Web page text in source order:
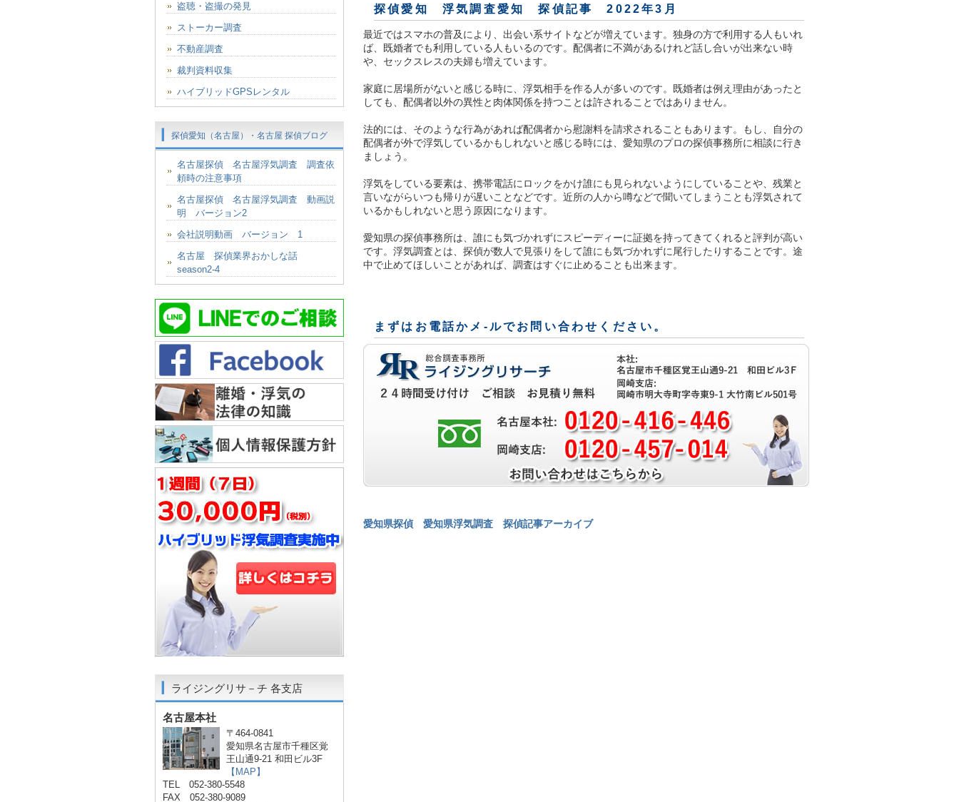
探偵愛知 浮気調査愛知 探偵記事 2022年3月
最近ではスマホの普及により、出会い系サイトなどが増えています。独身の方で利用する人もいれ
ば、既婚者でも利用している人もいるのです。配偶者に不満があるけれど話し合いが出来ない時
や、セックスレスの夫婦も増えています。
家庭に居場所がないと感じる時に、浮気相手を作る人が多いのです。既婚者は例え理由があったと
しても、配偶者以外の異性と肉体関係を持つことは許されることではありません。
法的には、そのような行為があれば配偶者から慰謝料を請求されることもあります。もし、自分の
配偶者が外で浮気しているかもしれないと感じる時には、愛知県のプロの探偵事務所に相談に行き
ましょう。
浮気をしている要素は、携帯電話にロックをかけ誰にも見られないようにしていることや、残業と
言いながらいつも帰りが遅いことなどです。近所の人から噂などで聞いてしまうことも浮気されて
いるかもしれないと思う原因になります。
愛知県の探偵事務所は、誰にも気づかれずにスピーディーに証拠を持ってきてくれると評判が高い
です。浮気調査とは、探偵が数人で見張りをして誰にも気づかれずに尾行したりすることです。途
中で止めてほしいことがあれば、調査はすぐに止めることも出来ます。
まずはお電話かメ-ルでお問い合わせください。
愛知県探偵 愛知県浮気調査 探偵記事アーカイブ
盗聴・盗撮の発見
ストーカー調査
不動産調査
裁判資料収集
ハイブリッドGPSレンタル
探偵愛知（名古屋）・名古屋 探偵ブログ
名古屋探偵 名古屋浮気調査 調査依
頼時の注意事項
名古屋探偵 名古屋浮気調査 動画説
明 バージョン2
会社説明動画 バージョン 1
名古屋 探偵業界おかしな話
season2-4
ライジングリサ－チ 各支店
名古屋本社
〒464-0841
愛知県名古屋市千種区覚
王山通9-21 和田ビル3F
【MAP】
TEL 052-380-5548
FAX 052-380-9089